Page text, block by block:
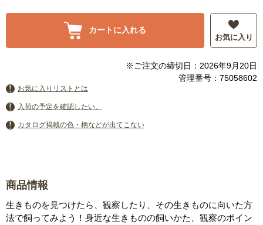
カートに入れる
お気に入り
※ご注文の締切日：2026年9月20日
管理番号：75058602
お気に入りリストとは
入荷の予定を確認したい。
カタログ掲載の色・柄などが出てこない
商品情報
生きものを見つけたら、観察したり、その生きものに向いた方
法で飼ってみよう！身近な生きものの飼いかた、観察のポイン